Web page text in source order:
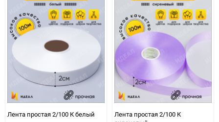
Единица измерения
Лента простая 2/100 К белый
Лента простая 2/100 К